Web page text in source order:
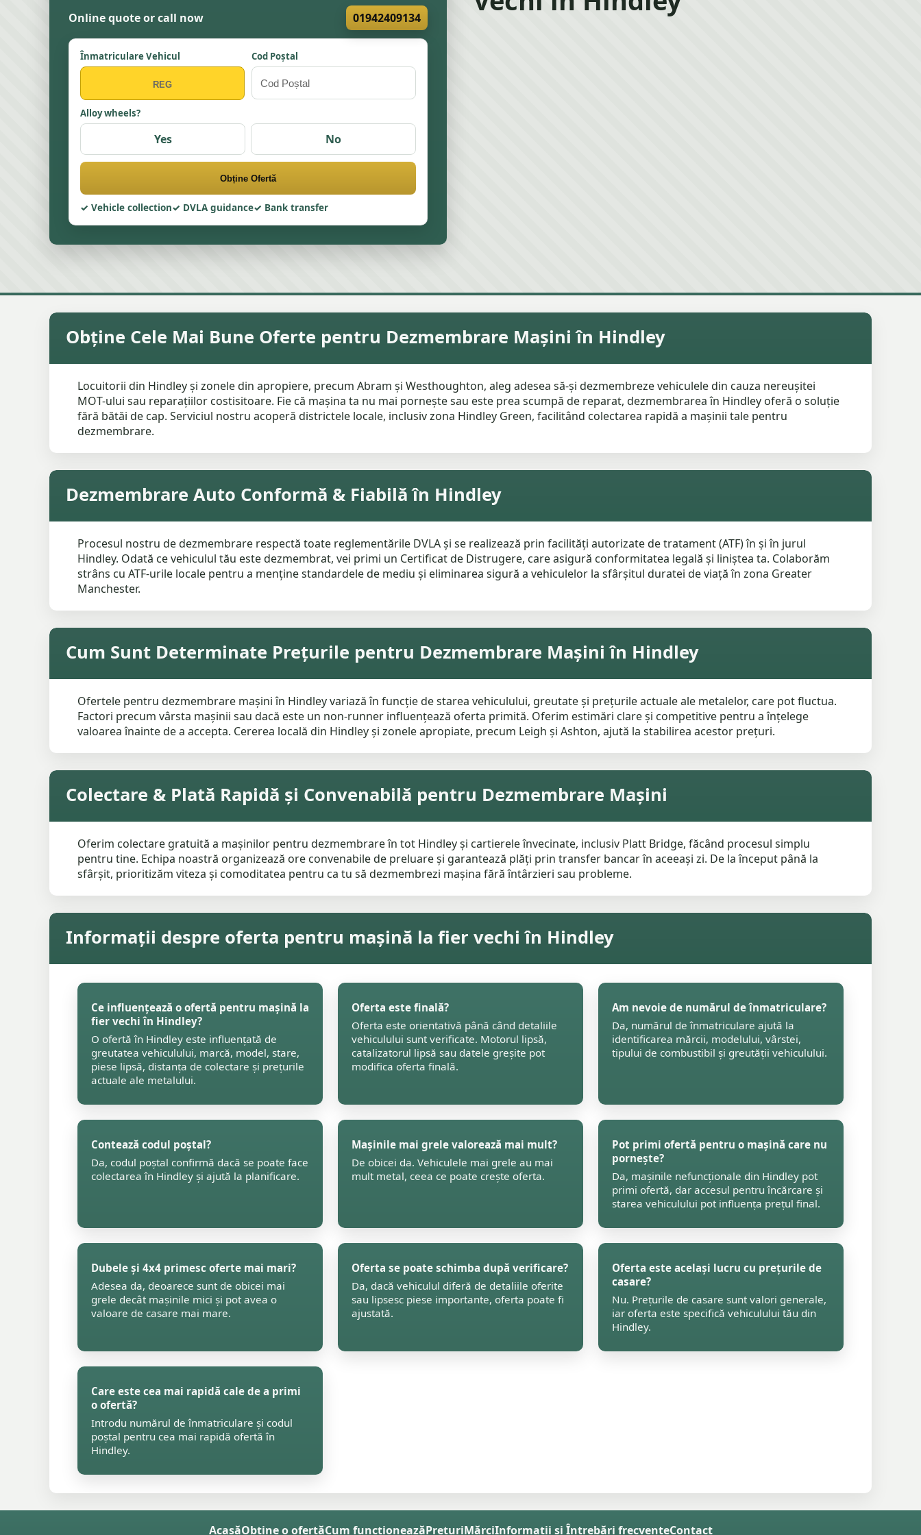
Online quote or call now 01942409134
Înmatriculare Vehicul Cod Poștal
Alloy wheels?
Yes No
Obține Ofertă
Vehicle collection DVLA guidance Bank transfer
Obține Cele Mai Bune Oferte pentru Dezmembrare Mașini în Hindley
Locuitorii din Hindley și zonele din apropiere, precum Abram și Westhoughton, aleg adesea să-și dezmembreze vehiculele din cauza nereușitei
MOT-ului sau reparațiilor costisitoare. Fie că mașina ta nu mai pornește sau este prea scumpă de reparat, dezmembrarea în Hindley oferă o soluție
fără bătăi de cap. Serviciul nostru acoperă districtele locale, inclusiv zona Hindley Green, facilitând colectarea rapidă a mașinii tale pentru
dezmembrare.
Dezmembrare Auto Conformă & Fiabilă în Hindley
Procesul nostru de dezmembrare respectă toate reglementările DVLA și se realizează prin facilități autorizate de tratament (ATF) în și în jurul
Hindley. Odată ce vehiculul tău este dezmembrat, vei primi un Certificat de Distrugere, care asigură conformitatea legală și liniștea ta. Colaborăm
strâns cu ATF-urile locale pentru a menține standardele de mediu și eliminarea sigură a vehiculelor la sfârșitul duratei de viață în zona Greater
Manchester.
Cum Sunt Determinate Prețurile pentru Dezmembrare Mașini în Hindley
Ofertele pentru dezmembrare mașini în Hindley variază în funcție de starea vehiculului, greutate și prețurile actuale ale metalelor, care pot fluctua.
Factori precum vârsta mașinii sau dacă este un non-runner influențează oferta primită. Oferim estimări clare și competitive pentru a înțelege
valoarea înainte de a accepta. Cererea locală din Hindley și zonele apropiate, precum Leigh și Ashton, ajută la stabilirea acestor prețuri.
Colectare & Plată Rapidă și Convenabilă pentru Dezmembrare Mașini
Oferim colectare gratuită a mașinilor pentru dezmembrare în tot Hindley și cartierele învecinate, inclusiv Platt Bridge, făcând procesul simplu
pentru tine. Echipa noastră organizează ore convenabile de preluare și garantează plăți prin transfer bancar în aceeași zi. De la început până la
sfârșit, prioritizăm viteza și comoditatea pentru ca tu să dezmembrezi mașina fără întârzieri sau probleme.
Informații despre oferta pentru mașină la fier vechi în Hindley
Ce influențează o ofertă pentru mașină la
fier vechi în Hindley?
O ofertă în Hindley este influențată de
greutatea vehiculului, marcă, model, stare,
piese lipsă, distanța de colectare și prețurile
actuale ale metalului.
Oferta este finală?
Oferta este orientativă până când detaliile
vehiculului sunt verificate. Motorul lipsă,
catalizatorul lipsă sau datele greșite pot
modifica oferta finală.
Am nevoie de numărul de înmatriculare?
Da, numărul de înmatriculare ajută la
identificarea mărcii, modelului, vârstei,
tipului de combustibil și greutății vehiculului.
Contează codul poștal?
Da, codul poștal confirmă dacă se poate face
colectarea în Hindley și ajută la planificare.
Mașinile mai grele valorează mai mult?
De obicei da. Vehiculele mai grele au mai
mult metal, ceea ce poate crește oferta.
Pot primi ofertă pentru o mașină care nu
pornește?
Da, mașinile nefuncționale din Hindley pot
primi ofertă, dar accesul pentru încărcare și
starea vehiculului pot influența prețul final.
Dubele și 4x4 primesc oferte mai mari?
Adesea da, deoarece sunt de obicei mai
grele decât mașinile mici și pot avea o
valoare de casare mai mare.
Oferta se poate schimba după verificare?
Da, dacă vehiculul diferă de detaliile oferite
sau lipsesc piese importante, oferta poate fi
ajustată.
Oferta este același lucru cu prețurile de
casare?
Nu. Prețurile de casare sunt valori generale,
iar oferta este specifică vehiculului tău din
Hindley.
Care este cea mai rapidă cale de a primi
o ofertă?
Introdu numărul de înmatriculare și codul
poștal pentru cea mai rapidă ofertă în
Hindley.
AcasăObține o ofertăCum funcționeazăPrețuriMărciInformații și Întrebări frecventeContact